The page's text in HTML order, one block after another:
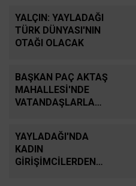
YALÇIN: YAYLADAĞI
TÜRK DÜNYASI'NIN
OTAĞI OLACAK
BAŞKAN PAÇ AKTAŞ
MAHALLESİ'NDE
VATANDAŞLARLA
YAYLADAĞI'NDA
KADIN
GİRİŞİMCİLERDEN